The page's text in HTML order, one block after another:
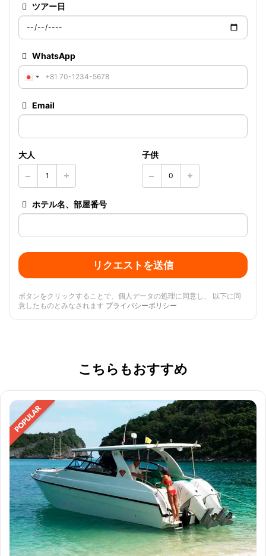
ツアー日
WhatsApp
Email
大人 子供
ホテル名、部屋番号
リクエストを送信
ボタンをクリックすることで、個人データの処理に同意し、 以下に同
意したものとみなされます プライバシーポリシー
こちらもおすすめ